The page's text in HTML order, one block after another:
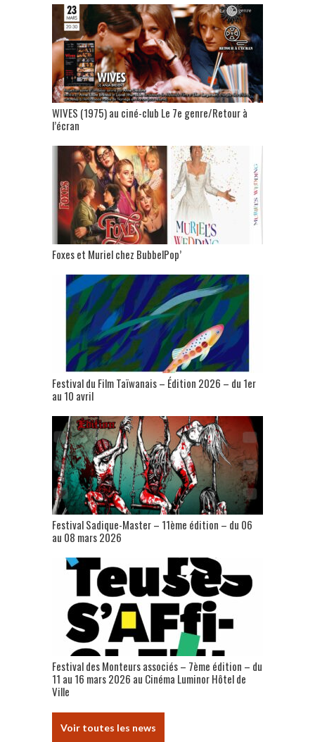
WIVES (1975) au ciné-club Le 7e genre/Retour à
l’écran
Foxes et Muriel chez BubbelPop’
Festival du Film Taïwanais – Édition 2026 – du 1er
au 10 avril
Festival Sadique-Master – 11ème édition – du 06
au 08 mars 2026
Festival des Monteurs associés – 7ème édition – du
11 au 16 mars 2026 au Cinéma Luminor Hôtel de
Ville
Voir toutes les news